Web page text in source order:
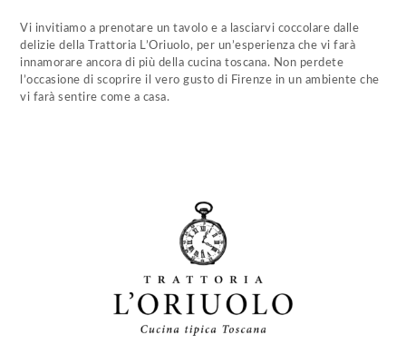
Vi invitiamo a prenotare un tavolo e a lasciarvi coccolare dalle
delizie della Trattoria L’Oriuolo, per un’esperienza che vi farà
innamorare ancora di più della cucina toscana. Non perdete
l’occasione di scoprire il vero gusto di Firenze in un ambiente che
vi farà sentire come a casa.